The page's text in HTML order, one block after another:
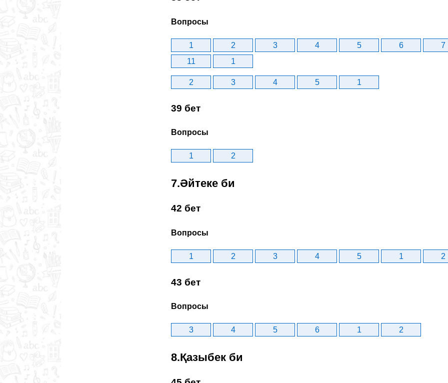
Вопросы
1 2 3 4 5 6
7
11
1
2 3 4 5 1
39 бет
Вопросы
1 2
7.Әйтеке би
42 бет
Вопросы
1 2 3 4 5 1 2
43 бет
Вопросы
3 4 5 6 1 2
8.Қазыбек би